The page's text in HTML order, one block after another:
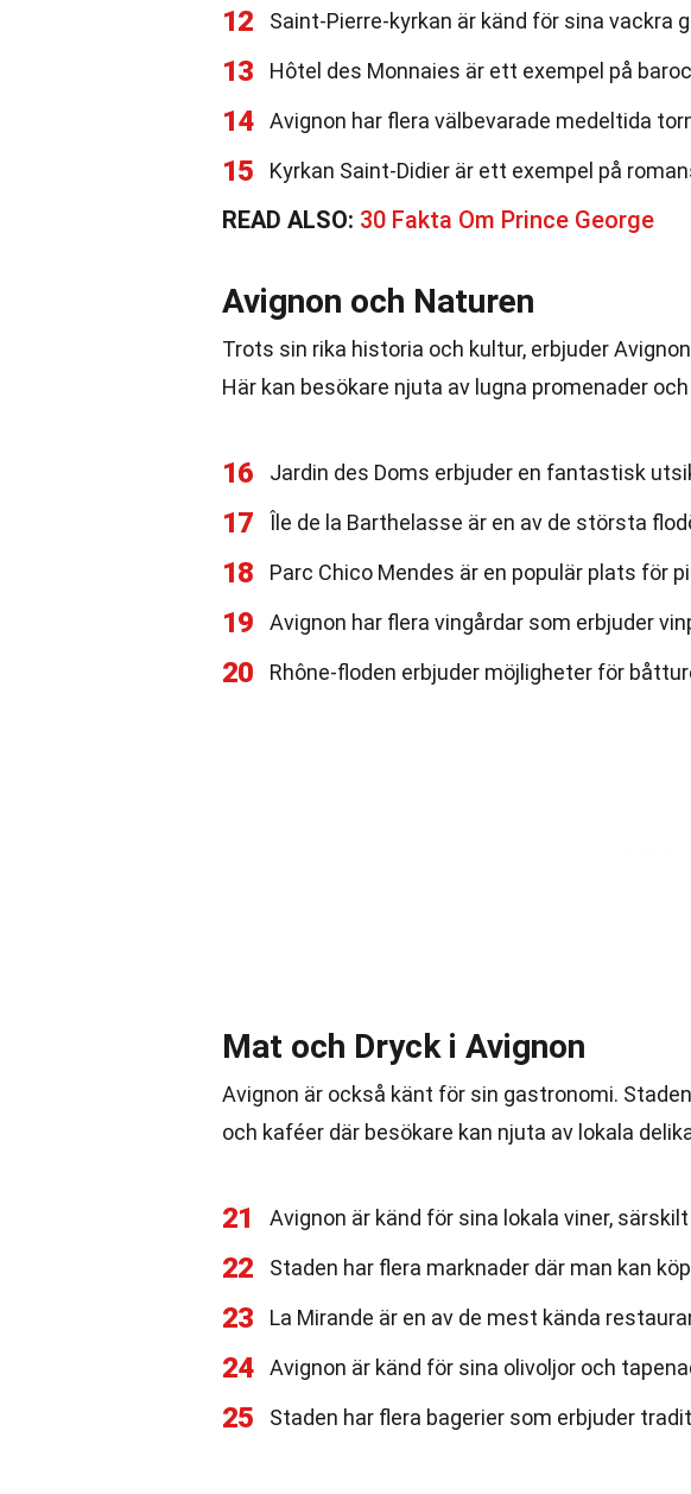
12 Saint-Pierre-kyrkan är känd för sina vackra
13 Hôtel des Monnaies är ett exempel på
14 Avignon har flera välbevarade medeltida
15 Kyrkan Saint-Didier är ett exempel på
READ ALSO: 30 Fakta Om Prince George
Avignon och Naturen
Trots sin rika historia och kultur, erbjuder
Här kan besökare njuta av lugna promenader
16 Jardin des Doms erbjuder en fantastisk
17 Île de la Barthelasse är en av de största
18 Parc Chico Mendes är en populär plats för
19 Avignon har flera vingårdar som erbjuder
20 Rhône-floden erbjuder möjligheter för
Mat och Dryck i Avignon
Avignon är också känt för sin gastronomi.
och kaféer där besökare kan njuta av lokala
21 Avignon är känd för sina lokala viner,
22 Staden har flera marknader där man kan
23 La Mirande är en av de mest kända
24 Avignon är känd för sina olivoljor och
25 Staden har flera bagerier som erbjuder